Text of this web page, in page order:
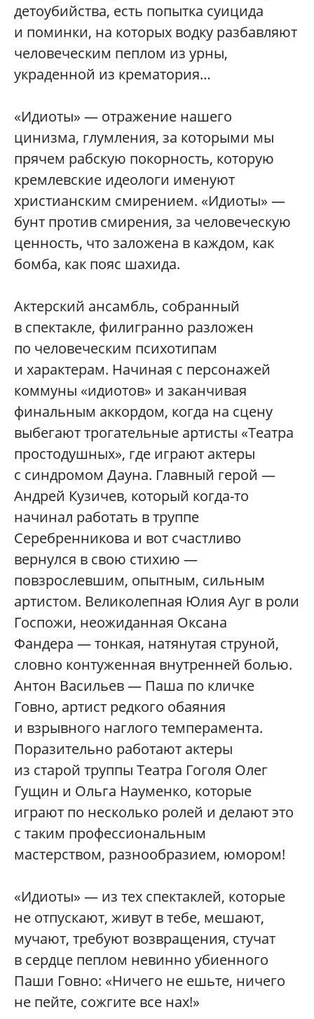
детоубийства, есть попытка суицида
и поминки, на которых водку разбавляют
человеческим пеплом из урны,
украденной из крематория…
«Идиоты» — отражение нашего
цинизма, глумления, за которыми мы
прячем рабскую покорность, которую
кремлевские идеологи именуют
христианским смирением. «Идиоты» —
бунт против смирения, за человеческую
ценность, что заложена в каждом, как
бомба, как пояс шахида.
Актерский ансамбль, собранный
в спектакле, филигранно разложен
по человеческим психотипам
и характерам. Начиная с персонажей
коммуны «идиотов» и заканчивая
финальным аккордом, когда на сцену
выбегают трогательные артисты «Театра
простодушных», где играют актеры
с синдромом Дауна. Главный герой —
Андрей Кузичев, который когда-то
начинал работать в труппе
Серебренникова и вот счастливо
вернулся в свою стихию —
повзрослевшим, опытным, сильным
артистом. Великолепная Юлия Ауг в роли
Госпожи, неожиданная Оксана
Фандера — тонкая, натянутая струной,
словно контуженная внутренней болью.
Антон Васильев — Паша по кличке
Говно, артист редкого обаяния
и взрывного наглого темперамента.
Поразительно работают актеры
из старой труппы Театра Гоголя Олег
Гущин и Ольга Науменко, которые
играют по несколько ролей и делают это
с таким профессиональным
мастерством, разнообразием, юмором!
«Идиоты» — из тех спектаклей, которые
не отпускают, живут в тебе, мешают,
мучают, требуют возвращения, стучат
в сердце пеплом невинно убиенного
Паши Говно: «Ничего не ешьте, ничего
не пейте, сожгите все нах!»